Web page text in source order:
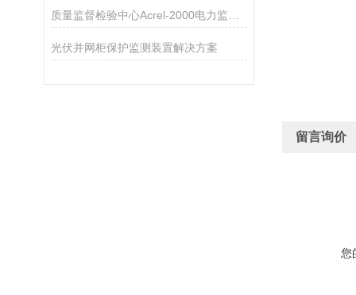
光伏并网柜保护监测装置解决方案
留言询价
您